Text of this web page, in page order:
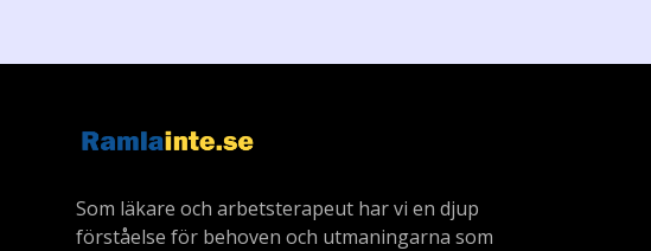
Som läkare och arbetsterapeut har vi en djup
förståelse för behoven och utmaningarna som